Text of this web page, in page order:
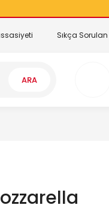
Sıkça
ARA